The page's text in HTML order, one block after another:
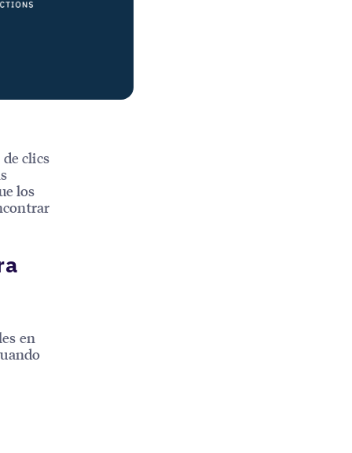
clics
los
en